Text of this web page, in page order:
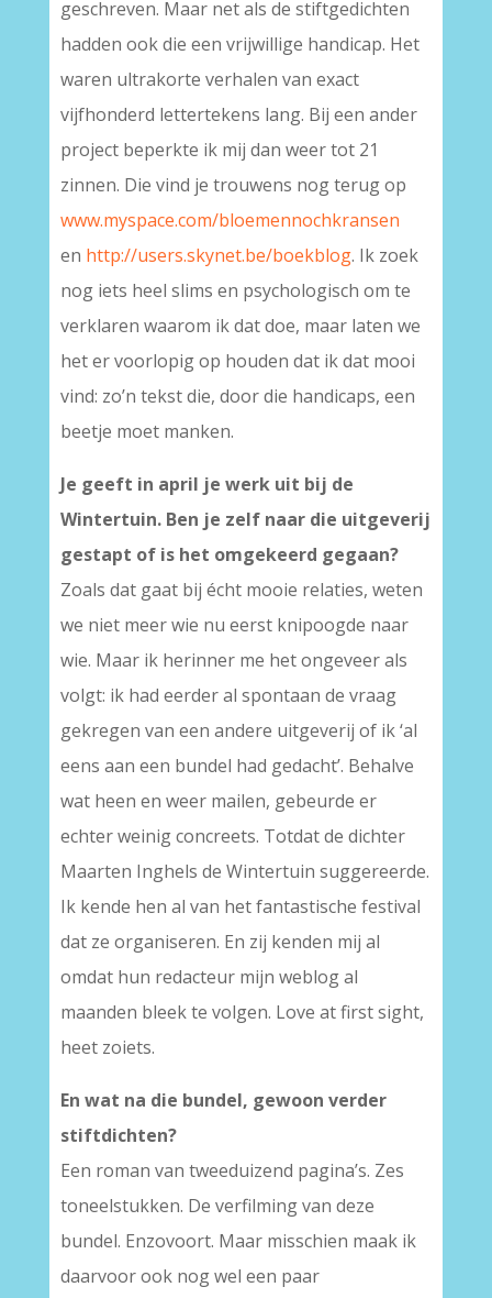
geschreven. Maar net als de stiftgedichten
hadden ook die een vrijwillige handicap. Het
waren ultrakorte verhalen van exact
vijfhonderd lettertekens lang. Bij een ander
project beperkte ik mij dan weer tot 21
zinnen. Die vind je trouwens nog terug op
www.myspace.com/bloemennochkransen
en http://users.skynet.be/boekblog. Ik zoek
nog iets heel slims en psychologisch om te
verklaren waarom ik dat doe, maar laten we
het er voorlopig op houden dat ik dat mooi
vind: zo’n tekst die, door die handicaps, een
beetje moet manken.
Je geeft in april je werk uit bij de
Wintertuin. Ben je zelf naar die uitgeverij
gestapt of is het omgekeerd gegaan?
Zoals dat gaat bij écht mooie relaties, weten
we niet meer wie nu eerst knipoogde naar
wie. Maar ik herinner me het ongeveer als
volgt: ik had eerder al spontaan de vraag
gekregen van een andere uitgeverij of ik ‘al
eens aan een bundel had gedacht’. Behalve
wat heen en weer mailen, gebeurde er
echter weinig concreets. Totdat de dichter
Maarten Inghels de Wintertuin suggereerde.
Ik kende hen al van het fantastische festival
dat ze organiseren. En zij kenden mij al
omdat hun redacteur mijn weblog al
maanden bleek te volgen. Love at first sight,
heet zoiets.
En wat na die bundel, gewoon verder
stiftdichten?
Een roman van tweeduizend pagina’s. Zes
toneelstukken. De verfilming van deze
bundel. Enzovoort. Maar misschien maak ik
daarvoor ook nog wel een paar